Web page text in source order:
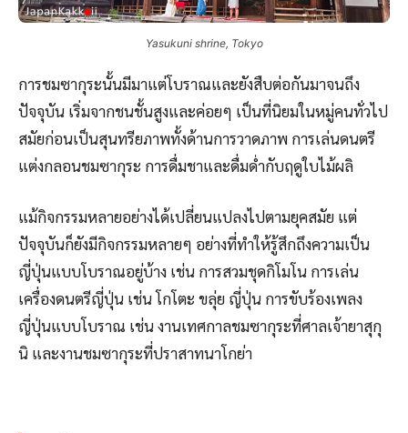
Yasukuni shrine, Tokyo
การชมซากุระนั้นมีมาแต่โบราณและยังสืบต่อกันมาจนถึง
ปัจจุบัน เริ่มจากชนชั้นสูงและค่อยๆ เป็นที่นิยมในหมู่คนทั่วไป
สมัยก่อนเป็นสุนทรียภาพทั้งด้านการวาดภาพ การเล่นดนตรี
แต่งกลอนชมซากุระ การดื่มชาและดื่มด่ำกับฤดูใบไม้ผลิ
แม้กิจกรรมหลายอย่างได้เปลี่ยนแปลงไปตามยุคสมัย แต่
ปัจจุบันก็ยังมีกิจกรรมหลายๆ อย่างที่ทำให้รู้สึกถึงความเป็น
ญี่ปุ่นแบบโบราณอยู่บ้าง เช่น การสวมชุดกิโมโน การเล่น
เครื่องดนตรีญี่ปุ่น เช่น โกโตะ ขลุ่ย ญี่ปุ่น การขับร้องเพลง
ญี่ปุ่นแบบโบราณ เช่น งานเทศกาลชมซากุระที่ศาลเจ้ายาสุกุ
นิ และงานชมซากุระที่ปราสาทนาโกย่า